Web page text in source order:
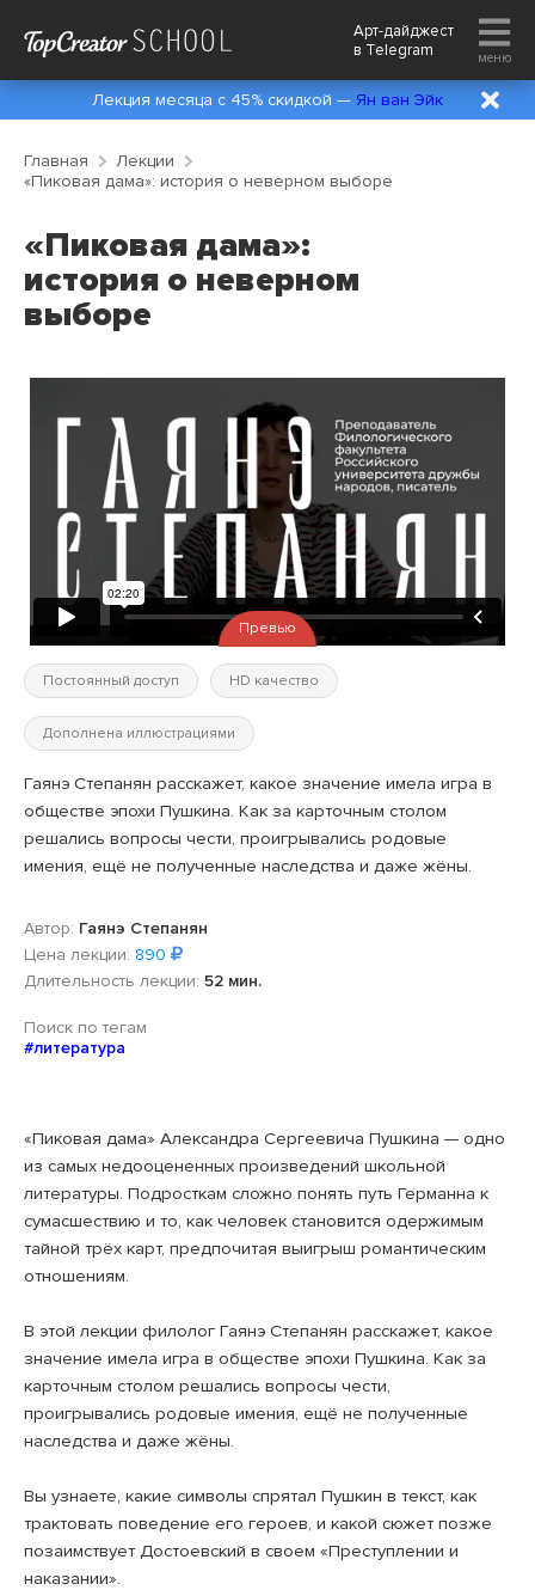
Арт-дайджест
в Telegram меню
Лекция месяца с 45% скидкой — Ян ван Эйк
Главная
Лекции
«Пиковая дама»: история о неверном выборе
«Пиковая дама»:
история о неверном
выборе
Превью
Постоянный доступ HD качество
Дополнена иллюстрациями
Гаянэ Степанян расскажет, какое значение имела игра в
обществе эпохи Пушкина. Как за карточным столом
решались вопросы чести, проигрывались родовые
имения, ещё не полученные наследства и даже жёны.
Автор: Гаянэ Степанян
Цена лекции: 890
Длительность лекции: 52 мин.
Поиск по тегам
#литература
«Пиковая дама» Александра Сергеевича Пушкина — одно
из самых недооцененных произведений школьной
литературы. Подросткам сложно понять путь Германна к
сумасшествию и то, как человек становится одержимым
тайной трёх карт, предпочитая выигрыш романтическим
отношениям.
В этой лекции филолог Гаянэ Степанян расскажет, какое
значение имела игра в обществе эпохи Пушкина. Как за
карточным столом решались вопросы чести,
проигрывались родовые имения, ещё не полученные
наследства и даже жёны.
Вы узнаете, какие символы спрятал Пушкин в текст, как
трактовать поведение его героев, и какой сюжет позже
позаимствует Достоевский в своем «Преступлении и
наказании».